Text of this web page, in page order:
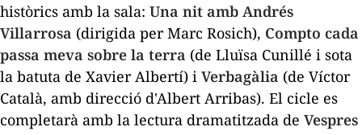
històrics amb la sala: Una nit amb Andrés
Villarrosa (dirigida per Marc Rosich), Compto cada
passa meva sobre la terra (de Lluïsa Cunillé i sota
la batuta de Xavier Albertí) i Verbagàlia (de Víctor
Català, amb direcció d'Albert Arribas). El cicle es
completarà amb la lectura dramatitzada de Vespres